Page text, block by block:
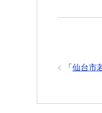
「 仙台市